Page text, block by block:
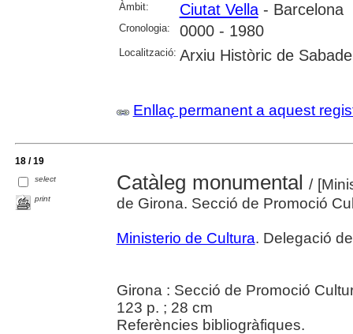
Àmbit: Ciutat Vella- Barcelona
Cronologia: 0000 - 1980
Localització: Arxiu Històric de
Enllaç permanent a aquest
18 / 19
select
print
Catàleg monumental /
de Girona. Secció de Promoció
Ministerio de Cultura. Delegació
Girona : Secció de Promoció
123 p. ; 28 cm
Referències bibliogràfiques.